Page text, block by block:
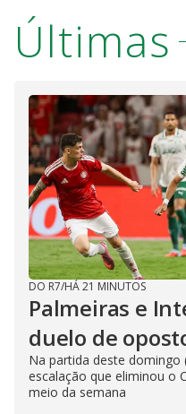
Últimas
DO R7/HÁ 21 MINUTOS
Palmeiras e
duelo de
Na partida deste
escalação que eliminou o
meio da semana